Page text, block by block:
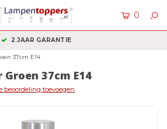
0
2 JAAR GARANTIE
37cm E14
37cm E14
beoordeling toevoegen